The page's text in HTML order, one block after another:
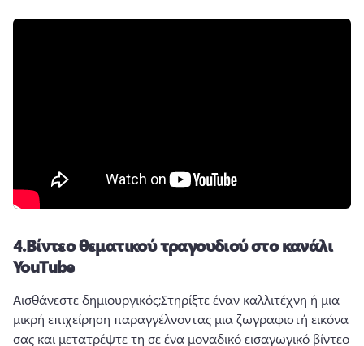
4.Βίντεο θεματικού τραγουδιού στο κανάλι
YouTube
Αισθάνεστε δημιουργικός;Στηρίξτε έναν καλλιτέχνη ή μια
μικρή επιχείρηση παραγγέλνοντας μια ζωγραφιστή εικόνα
σας και μετατρέψτε τη σε ένα μοναδικό εισαγωγικό βίντεο